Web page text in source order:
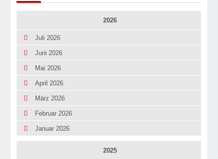
2026
Juli 2026
Juni 2026
Mai 2026
April 2026
März 2026
Februar 2026
Januar 2026
2025